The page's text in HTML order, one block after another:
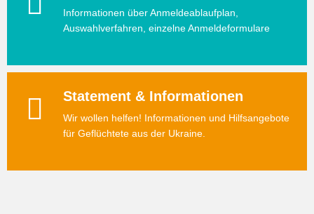
Informationen über Anmeldeablaufplan,
Auswahlverfahren, einzelne Anmeldeformulare
Statement & Informationen
Wir wollen helfen! Informationen und Hilfsangebote
für Geflüchtete aus der Ukraine.